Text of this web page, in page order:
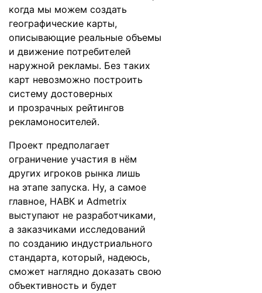
когда мы можем создать
географические карты,
описывающие реальные объемы
и движение потребителей
наружной рекламы. Без таких
карт невозможно построить
систему достоверных
и прозрачных рейтингов
рекламоносителей.
Проект предполагает
ограничение участия в нём
других игроков рынка лишь
на этапе запуска. Ну, а самое
главное, НАВК и Admetrix
выступают не разработчиками,
а заказчиками исследований
по созданию индустриального
стандарта, который, надеюсь,
сможет наглядно доказать свою
объективность и будет